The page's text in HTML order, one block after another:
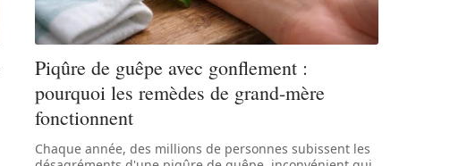
Piqûre de guêpe avec gonflement :
pourquoi les remèdes de grand-mère
fonctionnent
Chaque année, des millions de personnes subissent les